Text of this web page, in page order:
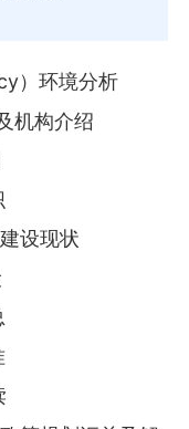
）环境分析
机构介绍
设现状